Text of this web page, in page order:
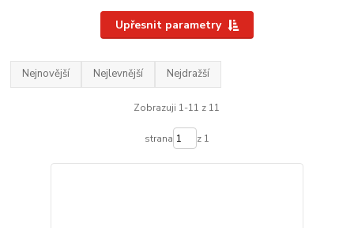
Upřesnit parametry
Nejnovější Nejlevnější Nejdražší
Zobrazuji 1-11 z 11
strana z 1